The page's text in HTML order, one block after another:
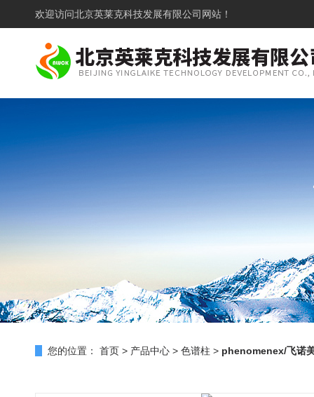
欢迎访问北京英莱克科技发展有限公司网站！
您的位置： 首页 > 产品中心 > 色谱柱 > phenomenex/飞诺